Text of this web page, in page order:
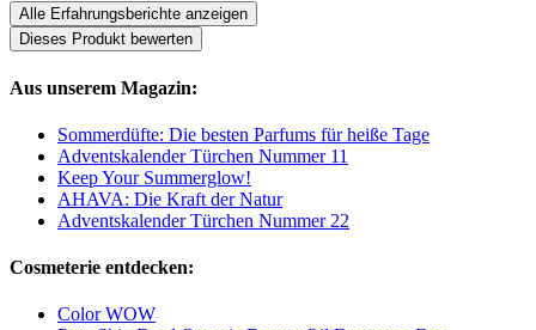
Alle Erfahrungsberichte anzeigen
Dieses Produkt bewerten
Aus unserem Magazin:
Sommerdüfte: Die besten Parfums für heiße Tage
Adventskalender Türchen Nummer 11
Keep Your Summerglow!
AHAVA: Die Kraft der Natur
Adventskalender Türchen Nummer 22
Cosmeterie entdecken:
Color WOW